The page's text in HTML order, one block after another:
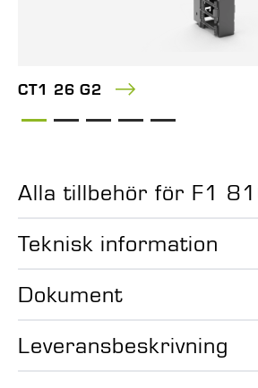
CT1 26 G2
Alla tillbehör för F1
Teknisk information
Dokument
Leveransbeskrivning